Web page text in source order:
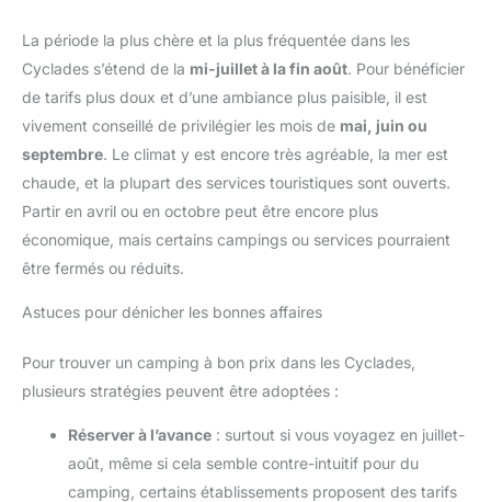
La période la plus chère et la plus fréquentée dans les
Cyclades s’étend de la mi-juillet à la fin août. Pour bénéficier
de tarifs plus doux et d’une ambiance plus paisible, il est
vivement conseillé de privilégier les mois de mai, juin ou
septembre. Le climat y est encore très agréable, la mer est
chaude, et la plupart des services touristiques sont ouverts.
Partir en avril ou en octobre peut être encore plus
économique, mais certains campings ou services pourraient
être fermés ou réduits.
Astuces pour dénicher les bonnes affaires
Pour trouver un camping à bon prix dans les Cyclades,
plusieurs stratégies peuvent être adoptées :
Réserver à l’avance : surtout si vous voyagez en juillet-
août, même si cela semble contre-intuitif pour du
camping, certains établissements proposent des tarifs